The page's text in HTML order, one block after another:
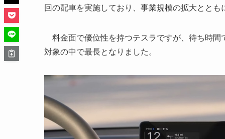
回の配車を実施しており、事業規模の拡大とと
料金面で優位性を持つテスラですが、待ち時間
対象の中で最長となりました。